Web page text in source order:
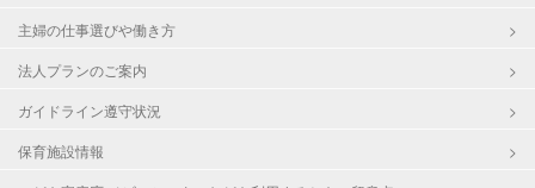
主婦の仕事選びや働き方
法人プランのご案内
ガイドライン遵守状況
保育施設情報